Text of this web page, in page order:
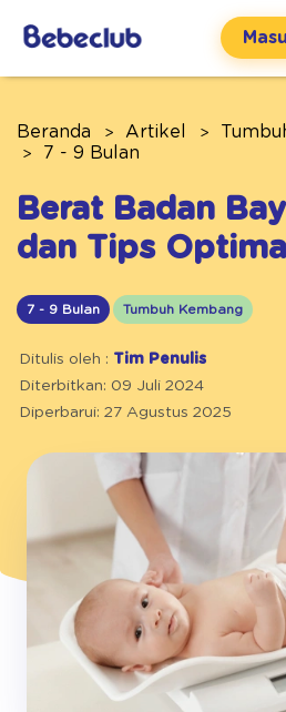
Beranda Artikel
7 - 9 Bulan
Berat Badan
dan Tips
7 - 9 Bulan Tumbuh Kembang
Ditulis oleh : Tim Penulis
Diterbitkan: 09 Juli 2024
Diperbarui: 27 Agustus 2025